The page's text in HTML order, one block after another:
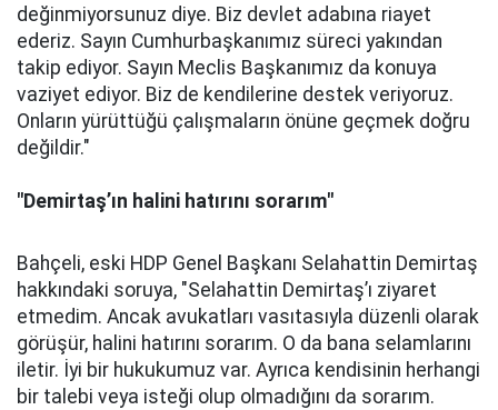
değinmiyorsunuz diye. Biz devlet adabına riayet
ederiz. Sayın Cumhurbaşkanımız süreci yakından
takip ediyor. Sayın Meclis Başkanımız da konuya
vaziyet ediyor. Biz de kendilerine destek veriyoruz.
Onların yürüttüğü çalışmaların önüne geçmek doğru
değildir."
"Demirtaş’ın halini hatırını sorarım"
Bahçeli, eski HDP Genel Başkanı Selahattin Demirtaş
hakkındaki soruya, "Selahattin Demirtaş’ı ziyaret
etmedim. Ancak avukatları vasıtasıyla düzenli olarak
görüşür, halini hatırını sorarım. O da bana selamlarını
iletir. İyi bir hukukumuz var. Ayrıca kendisinin herhangi
bir talebi veya isteği olup olmadığını da sorarım.